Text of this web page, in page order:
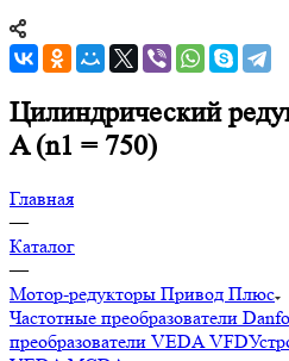
Цилиндрический
A (n1 = 750)
Главная
—
Каталог
—
Мотор-редукторы Привод Плюс
Частотные преобразователи
преобразователи VEDA VFD